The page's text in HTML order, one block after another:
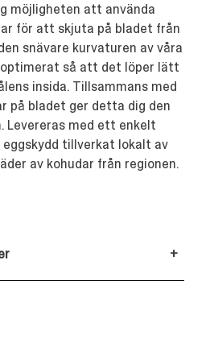
möjligheten att använda
för att skjuta på bladet från
snävare kurvaturen av våra
optimerat så att det löper lätt
insida. Tillsammans med
på bladet ger detta dig den
Levereras med ett enkelt
tillverkat lokalt av
av kohudar från regionen.
+